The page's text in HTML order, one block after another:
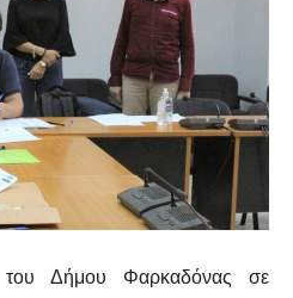
του Δήμου Φαρκαδόνας σε